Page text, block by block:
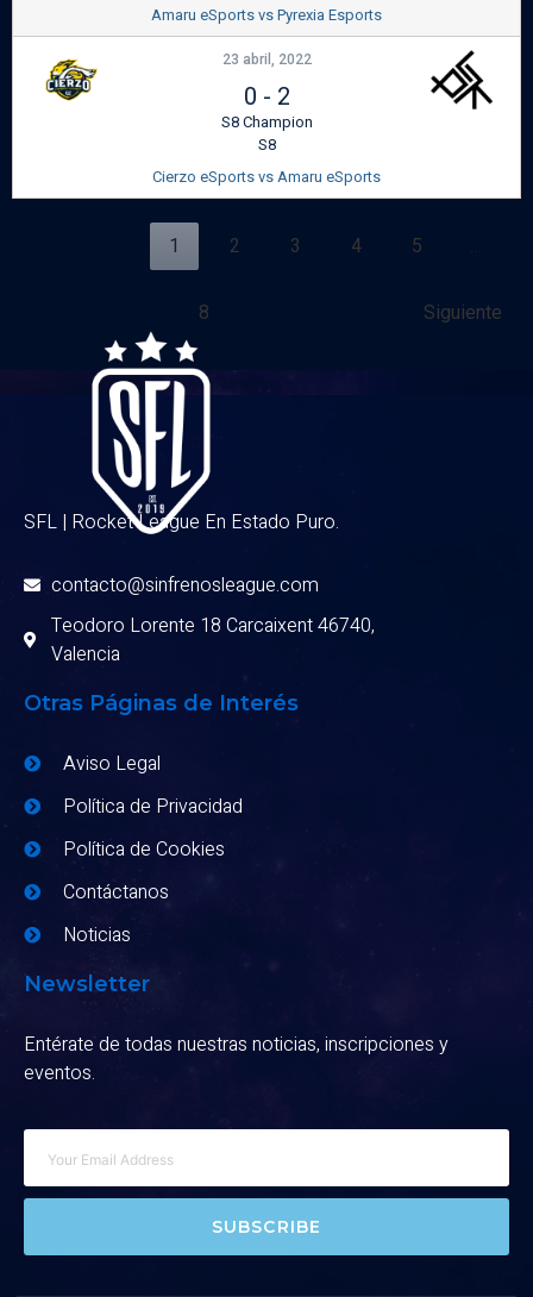
Amaru eSports vs Pyrexia Esports
23 abril, 2022
0 - 2
S8 Champion
S8
Cierzo eSports vs Amaru eSports
1 2 3 4 5
8 Siguiente
SFL | Rocket League En Estado Puro.
contacto@sinfrenosleague.com
Teodoro Lorente 18 Carcaixent 46740,
Valencia
Otras Páginas de Interés
Aviso Legal
Política de Privacidad
Política de Cookies
Contáctanos
Noticias
Newsletter
Entérate de todas nuestras noticias, inscripciones y
eventos.
SUBSCRIBE